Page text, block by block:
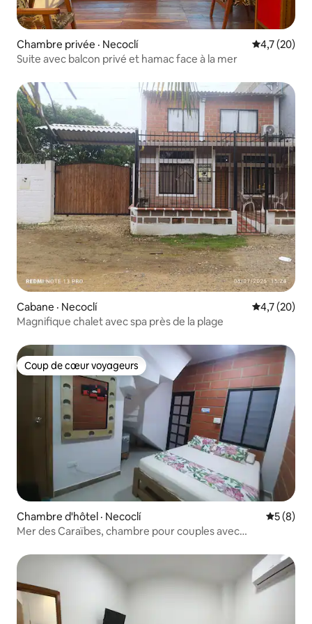
Chambre privée · Necoclí Note
4,7 (20)
Suite avec balcon privé et hamac face à la mer
Cabane · Necoclí Note
4,7 (20)
Magnifique chalet avec spa près de la plage
Coup de cœur voyageurs
Coup de cœur voyageurs
Chambre d'hôtel · Necoclí Note
5 (8)
Mer des Caraïbes, chambre pour couples avec